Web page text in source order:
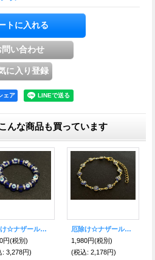
ェア
んな商品も買っています
厄除け☆ナザールボンジュウ★ロンデルブレスレット ブルー10ｍｍ
円(税別)
: 3,278円)
厄除け☆ナザールボンジュウ★細めブレスレット ゴールド（アジャスター付）
1,980円(税別)
(税込: 2,178円)